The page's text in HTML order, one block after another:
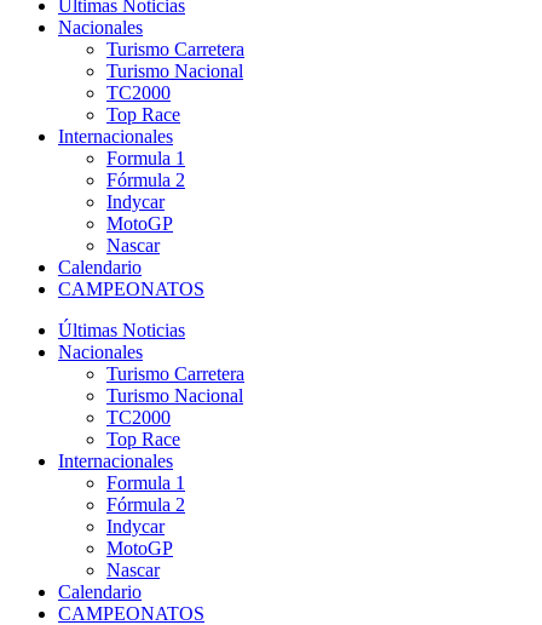
Últimas Noticias
Nacionales
Turismo Carretera
Turismo Nacional
TC2000
Top Race
Internacionales
Formula 1
Fórmula 2
Indycar
MotoGP
Nascar
Calendario
CAMPEONATOS
Últimas Noticias
Nacionales
Turismo Carretera
Turismo Nacional
TC2000
Top Race
Internacionales
Formula 1
Fórmula 2
Indycar
MotoGP
Nascar
Calendario
CAMPEONATOS